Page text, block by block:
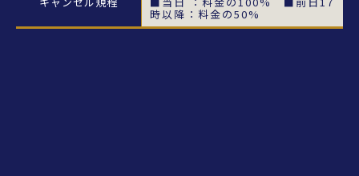
時以降：料金の50%